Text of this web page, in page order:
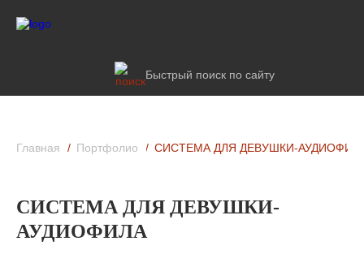
Быстрый поиск по сайту
Главная Портфолио СИСТЕМА ДЛЯ ДЕВУШКИ-
СИСТЕМА ДЛЯ ДЕВУШКИ-
АУДИОФИЛА